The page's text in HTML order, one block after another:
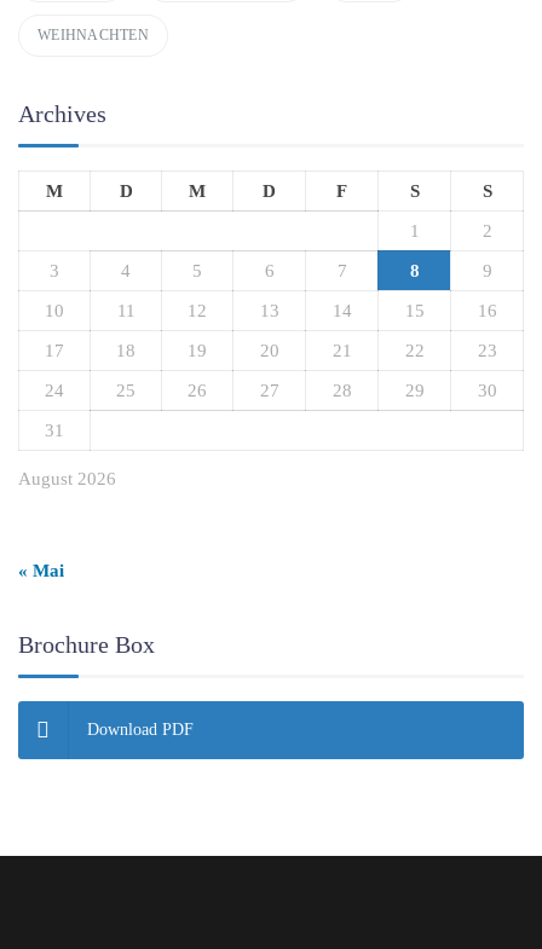
WEIHNACHTEN
Archives
August 2026
M D M D F S S
1 2
3 4 5 6 7 8 9
10 11 12 13 14 15 16
17 18 19 20 21 22 23
24 25 26 27 28 29 30
31
« Mai
Brochure Box
Download PDF